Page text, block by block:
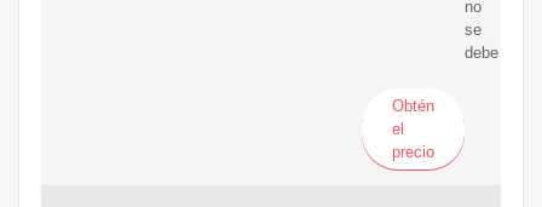
no
se
debe
Obtén
el
precio